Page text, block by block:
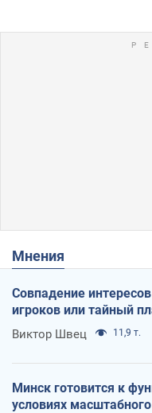
Мнения
Совпадение
игроков или тайный
Виктор Швец 11,9 т.
Минск готовится к
условиях